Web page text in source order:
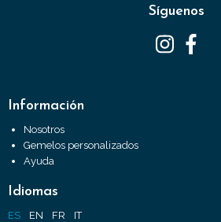
Síguenos
Información
Nosotros
Gemelos personalizados
Ayuda
Idiomas
ES EN FR IT